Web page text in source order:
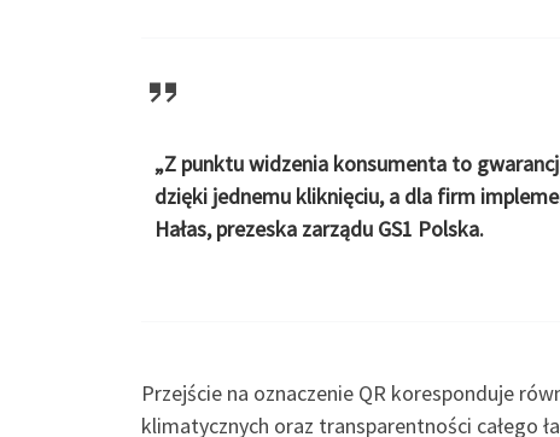
„Z punktu widzenia konsumenta to
dzięki jednemu kliknięciu, a dla firm
Hałas, prezeska zarządu GS1 Polska.
Przejście na oznaczenie QR koresponduje
klimatycznych oraz transparentności całego